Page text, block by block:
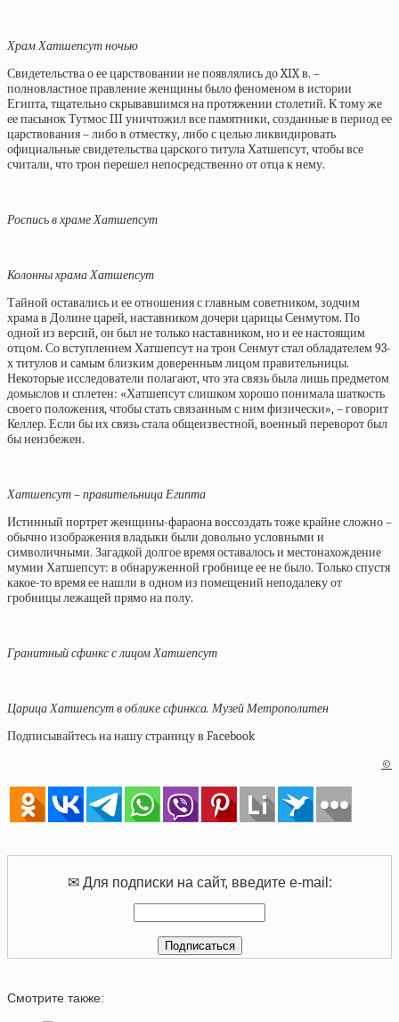
Храм Хатшепсут ночью
Свидетельства о ее царствовании не появлялись до XIX в. –
полновластное правление женщины было феноменом в истории
Египта, тщательно скрывавшимся на протяжении столетий. К тому же
ее пасынок Тутмос III уничтожил все памятники, созданные в период ее
царствования – либо в отместку, либо с целью ликвидировать
официальные свидетельства царского титула Хатшепсут, чтобы все
считали, что трон перешел непосредственно от отца к нему.
Роспись в храме Хатшепсут
Колонны храма Хатшепсут
Тайной оставались и ее отношения с главным советником, зодчим
храма в Долине царей, наставником дочери царицы Сенмутом. По
одной из версий, он был не только наставником, но и ее настоящим
отцом. Со вступлением Хатшепсут на трон Сенмут стал обладателем 93-
х титулов и самым близким доверенным лицом правительницы.
Некоторые исследователи полагают, что эта связь была лишь предметом
домыслов и сплетен: «Хатшепсут слишком хорошо понимала шаткость
своего положения, чтобы стать связанным с ним физически», – говорит
Келлер. Если бы их связь стала общеизвестной, военный переворот был
бы неизбежен.
Хатшепсут – правительница Египта
Истинный портрет женщины-фараона воссоздать тоже крайне сложно –
обычно изображения владыки были довольно условными и
символичными. Загадкой долгое время оставалось и местонахождение
мумии Хатшепсут: в обнаруженной гробнице ее не было. Только спустя
какое-то время ее нашли в одном из помещений неподалеку от
гробницы лежащей прямо на полу.
Гранитный сфинкс с лицом Хатшепсут
Царица Хатшепсут в облике сфинкса. Музей Метрополитен
Подписывайтесь на нашу страницу в Facebook
©
✉ Для подписки на сайт, введите e-mail:
Смотрите также: